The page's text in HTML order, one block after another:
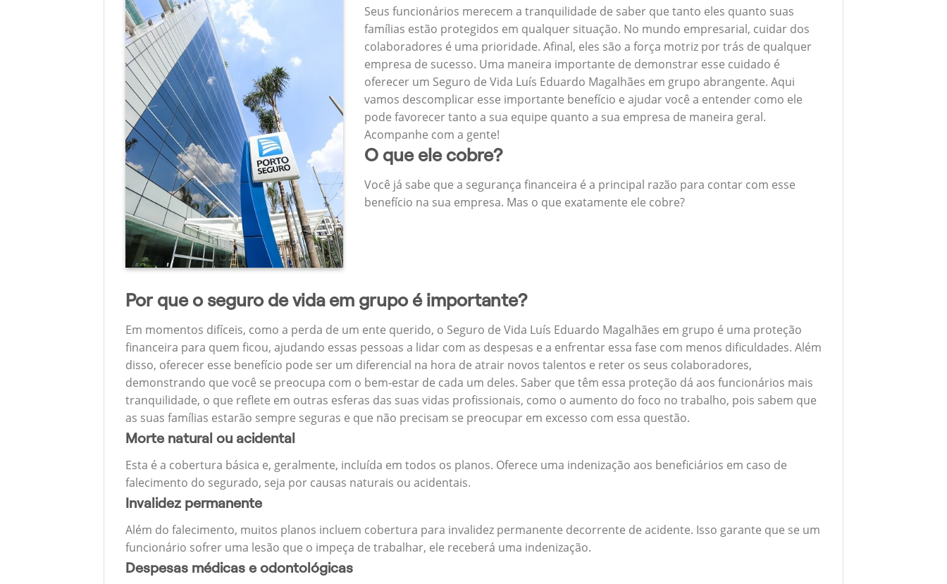
Seus funcionários merecem a tranquilidade de saber que tanto eles quanto suas
famílias estão protegidos em qualquer situação. No mundo empresarial, cuidar dos
colaboradores é uma prioridade. Afinal, eles são a força motriz por trás de qualquer
empresa de sucesso. Uma maneira importante de demonstrar esse cuidado é
oferecer um Seguro de Vida Luís Eduardo Magalhães em grupo abrangente. Aqui
vamos descomplicar esse importante benefício e ajudar você a entender como ele
pode favorecer tanto a sua equipe quanto a sua empresa de maneira geral.
Acompanhe com a gente!
O que ele cobre?
Você já sabe que a segurança financeira é a principal razão para contar com esse
benefício na sua empresa. Mas o que exatamente ele cobre?
Por que o seguro de vida em grupo é importante?
Em momentos difíceis, como a perda de um ente querido, o Seguro de Vida Luís Eduardo Magalhães em grupo é uma proteção
financeira para quem ficou, ajudando essas pessoas a lidar com as despesas e a enfrentar essa fase com menos dificuldades. Além
disso, oferecer esse benefício pode ser um diferencial na hora de atrair novos talentos e reter os seus colaboradores,
demonstrando que você se preocupa com o bem-estar de cada um deles. Saber que têm essa proteção dá aos funcionários mais
tranquilidade, o que reflete em outras esferas das suas vidas profissionais, como o aumento do foco no trabalho, pois sabem que
as suas famílias estarão sempre seguras e que não precisam se preocupar em excesso com essa questão.
Morte natural ou acidental
Esta é a cobertura básica e, geralmente, incluída em todos os planos. Oferece uma indenização aos beneficiários em caso de
falecimento do segurado, seja por causas naturais ou acidentais.
Invalidez permanente
Além do falecimento, muitos planos incluem cobertura para invalidez permanente decorrente de acidente. Isso garante que se um
funcionário sofrer uma lesão que o impeça de trabalhar, ele receberá uma indenização.
Despesas médicas e odontológicas